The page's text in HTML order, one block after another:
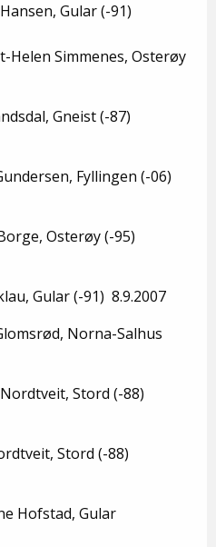
Gular (-91)
Helen Simmenes, Osterøy
Gneist (-87)
Fyllingen (-06)
Osterøy (-95)
Gular (-91) 8.9.2007
Norna-Salhus
Stord (-88)
Stord (-88)
Hofstad, Gular